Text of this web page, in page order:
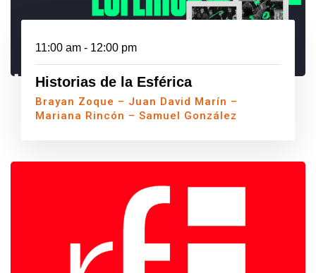
11:00 am - 12:00 pm
Historias de la Esférica
Brayan Zoque – Juan David Marín –
Mariana Rincón – Samuel González